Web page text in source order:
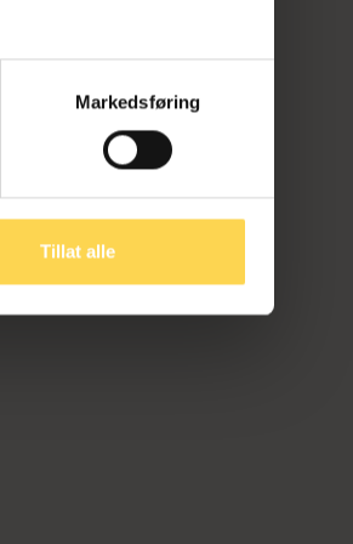
Markedsføring
Tillat alle